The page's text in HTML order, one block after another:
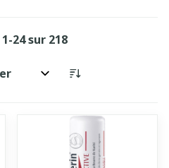
1-24sur 218